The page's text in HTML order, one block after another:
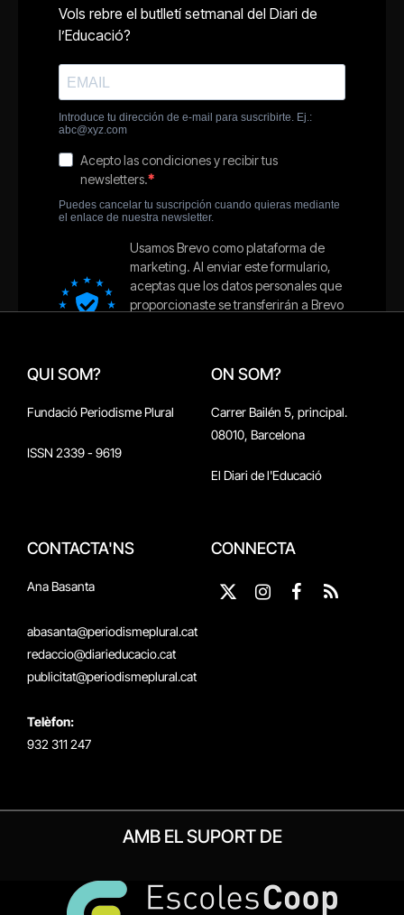
QUI SOM?
Fundació Periodisme Plural
ISSN 2339 - 9619
ON SOM?
Carrer Bailén 5, principal.
08010, Barcelona
El Diari de l'Educació
CONTACTA'NS
Ana Basanta
abasanta@periodismeplural.cat
redaccio@diarieducacio.cat
publicitat@periodismeplural.cat
Telèfon:
932 311 247
CONNECTA
X
Instagram
Facebook
RSS
AMB EL SUPORT DE